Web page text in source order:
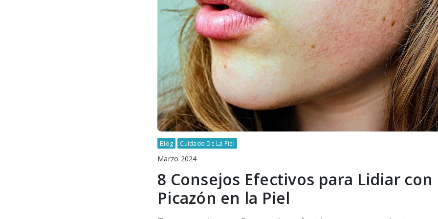
Blog Cuidado De La Piel
Marzo 2024
8 Consejos Efectivos para Lidiar con
Picazón en la Piel